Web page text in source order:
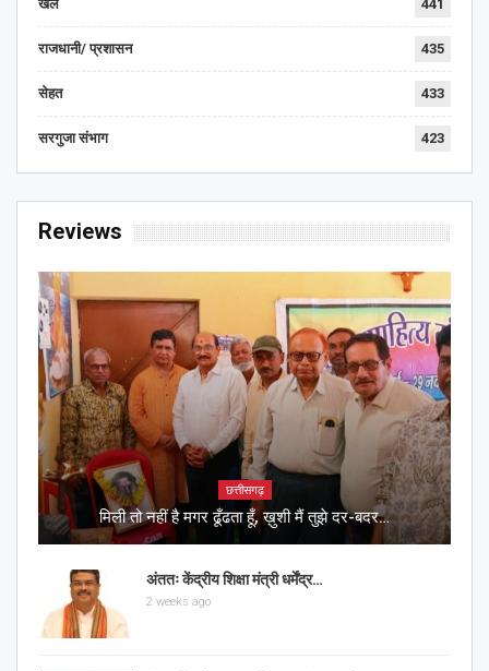
खेल 441
राजधानी/ प्रशासन 435
सेहत 433
सरगुजा संभाग 423
Reviews
छत्तीसगढ़
मिली तो नहीं है मगर ढूँढता हूँ, ख़ुशी मैं तुझे दर-बदर…
अंततः केंद्रीय शिक्षा मंत्री धर्मेंद्र…
2 weeks ago